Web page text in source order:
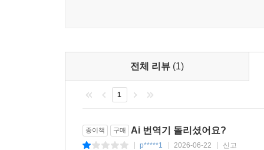
그 미래는 오지 않는다.
그러나 그 꿈은 이미 우리를 지배하고 있다
비영리법인에서 영리 기업으로의 전환을 마쳤
전체 리뷰 (1)
1
종이책 구매 Ai 번역기 돌리셨어요?
p*****1 2026-06-22 신고